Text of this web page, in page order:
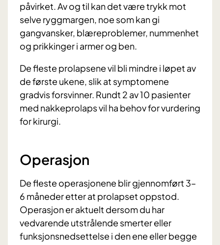
påvirket. Av og til kan det være trykk mot
selve ryggmargen, noe som kan gi
gangvansker, blæreproblemer, nummenhet
og prikkinger i armer og ben.
De fleste prolapsene vil bli mindre i løpet av
de første ukene, slik at symptomene
gradvis forsvinner. Rundt 2 av 10 pasienter
med nakkeprolaps vil ha behov for vurdering
for kirurgi.
Operasjon
De fleste operasjonene blir gjennomført 3–
6 måneder etter at prolapset oppstod.
Operasjon er aktuelt dersom du har
vedvarende utstrålende smerter eller
funksjonsnedsettelse i den ene eller begge